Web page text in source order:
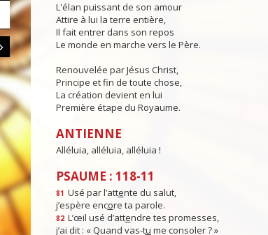
L'élan puissant de son amour
Attire à lui la terre entière,
Il fait entrer dans son repos
Le monde en marche vers le Père.
Renouvelée par Jésus Christ,
Principe et fin de toute chose,
La création devient en lui
Première étape du Royaume.
ANTIENNE
Alléluia, alléluia, alléluia !
PSAUME : 118-11
81 Usé par l’attente du salut,
j’espère encore ta parole.
82 L’œil usé d’attendre tes promesses,
j’ai dit : « Quand vas-tu me consoler ? »